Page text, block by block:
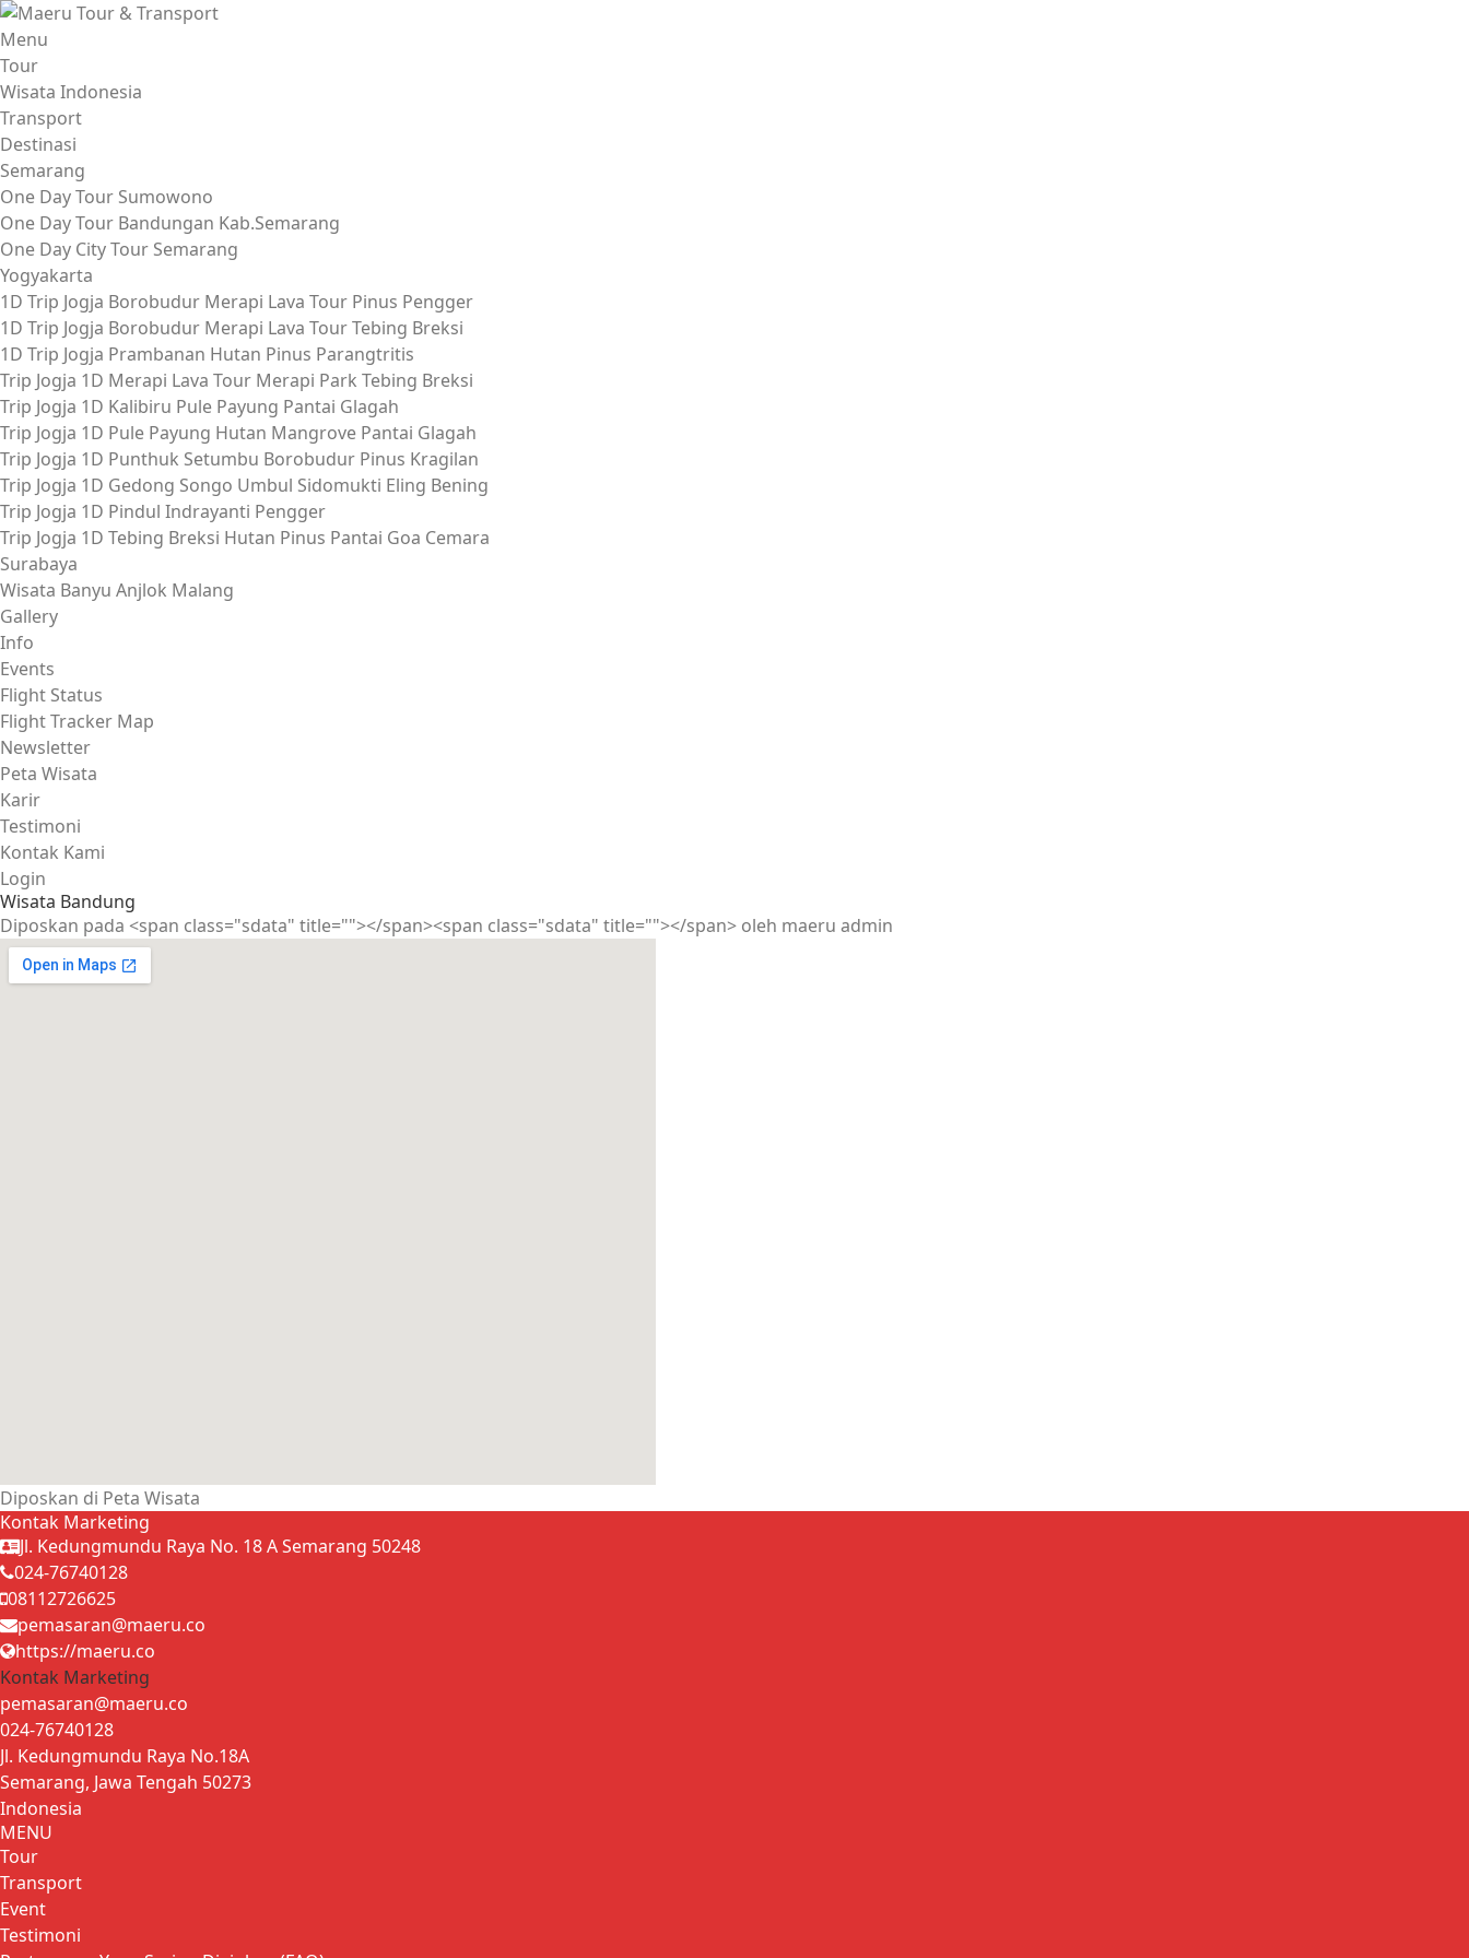
Lompat
ke
konten
Menu
Tour
Wisata Indonesia
Transport
Destinasi
Semarang
One Day Tour Sumowono
One Day Tour Bandungan Kab.Semarang
One Day City Tour Semarang
Yogyakarta
1D Trip Jogja Borobudur Merapi Lava Tour Pinus Pengger
1D Trip Jogja Borobudur Merapi Lava Tour Tebing Breksi
1D Trip Jogja Prambanan Hutan Pinus Parangtritis
Trip Jogja 1D Merapi Lava Tour Merapi Park Tebing Breksi
Trip Jogja 1D Kalibiru Pule Payung Pantai Glagah
Trip Jogja 1D Pule Payung Hutan Mangrove Pantai Glagah
Trip Jogja 1D Punthuk Setumbu Borobudur Pinus Kragilan
Trip Jogja 1D Gedong Songo Umbul Sidomukti Eling Bening
Trip Jogja 1D Pindul Indrayanti Pengger
Trip Jogja 1D Tebing Breksi Hutan Pinus Pantai Goa Cemara
Surabaya
Wisata Banyu Anjlok Malang
Gallery
Info
Events
Flight Status
Flight Tracker Map
Newsletter
Peta Wisata
Karir
Testimoni
Kontak Kami
Login
Wisata Bandung
Diposkan pada <span class="sdata" title=""></span><span class="sdata" title=""></span> oleh maeru admin
Diposkan di Peta Wisata
Kontak Marketing
Jl. Kedungmundu Raya No. 18 A Semarang 50248
024-76740128
08112726625
pemasaran@maeru.co
https://maeru.co
Kontak Marketing
pemasaran@maeru.co
024-76740128
Jl. Kedungmundu Raya No.18A
Semarang, Jawa Tengah 50273
Indonesia
MENU
Tour
Transport
Event
Testimoni